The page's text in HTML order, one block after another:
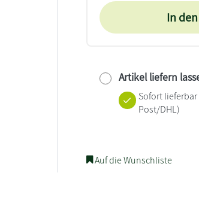
In
Artikel liefern
Sofort lieferbar
Post/DHL)
Auf die Wunschliste